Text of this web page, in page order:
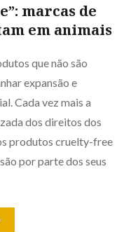
marcas de
em animais
que não são
expansão e
Cada vez mais a
dos direitos dos
produtos cruelty-free
por parte dos seus